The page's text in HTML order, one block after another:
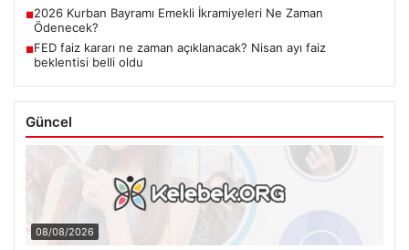
■2026 Kurban Bayramı Emekli İkramiyeleri Ne Zaman
Ödenecek?
■FED faiz kararı ne zaman açıklanacak? Nisan ayı faiz
beklentisi belli oldu
Güncel
08/08/2026